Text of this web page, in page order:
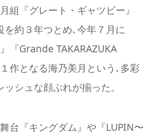
組『グレート・ギャツビー』
約３年つとめ､今年７月に
『Grande TAKARAZUKA
作となる海乃美月という､多彩
シュな顔ぶれが揃った。
台『キングダム』や『LUPIN〜